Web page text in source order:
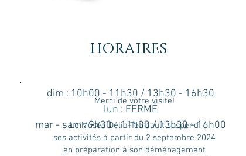
horaires
dim : 10h00 - 11h30 / 13h30 - 16h30
lun : FERMÉ
mar - sam : 9h30 - 11h30 / 13h30 - 16h00
Merci de votre visite!
Le Musée Délia-Tétreault suspend
ses activités à partir du 2 septembre 2024
en préparation à son déménagement